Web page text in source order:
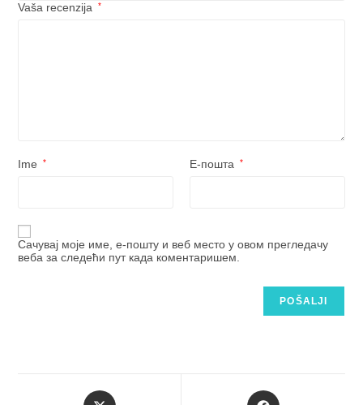
Vaša recenzija *
Ime * Е-пошта *
Сачувај моје име, е-пошту и веб место у овом прегледачу
веба за следећи пут када коментаришем.